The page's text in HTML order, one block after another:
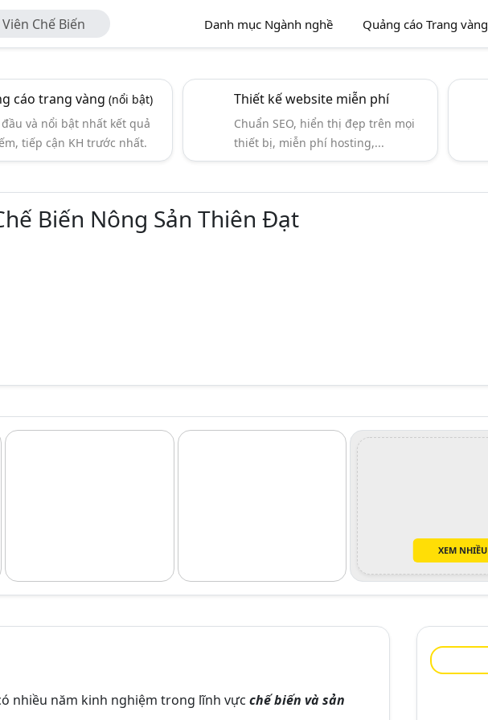
Chế Biến
Danh mục Ngành nghề Quảng cáo Trang vàng
cáo trang vàng(nổi bật)
và nổi bật nhất kết quả
tiếp cận KH trước nhất.
Thiết kế website miễn phí
Chuẩn SEO, hiển thị đẹp trên mọi
thiết bị, miễn phí hosting,...
Biến Nông Sản Thiên Đạt
XEM NHIỀU
nhiều năm kinh nghiệm trong lĩnh vực chế biến và sản